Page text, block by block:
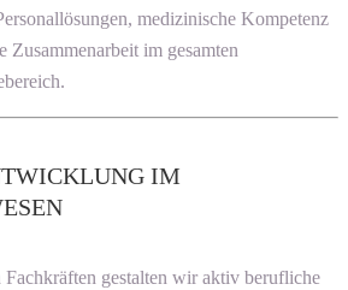
medizinische Kompetenz
im gesamten
IM
Fachkräften gestalten wir aktiv berufliche